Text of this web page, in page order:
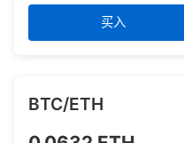
买入
BTC/ETH